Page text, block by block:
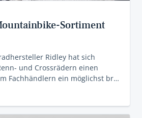
Sortiment
Ridley hat sich
und Crossrädern einen
Fachhändlern ein möglichst br…